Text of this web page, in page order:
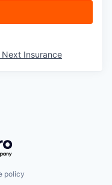
Next Insurance
policy